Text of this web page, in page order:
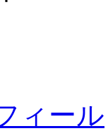
ィール